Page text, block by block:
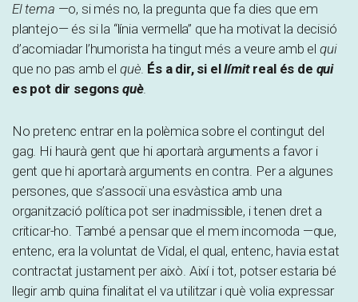
El tema —o, si més no, la pregunta que fa dies que em
plantejo— és si la “línia vermella” que ha motivat la decisió
d’acomiadar l’humorista ha tingut més a veure amb el qui
que no pas amb el què. És a dir, si ellímitreal és de qui
es pot dir segons què.
No pretenc entrar en la polèmica sobre el contingut del
gag. Hi haurà gent que hi aportarà arguments a favor i
gent que hi aportarà arguments en contra. Per a algunes
persones, que s’associï una esvàstica amb una
organització política pot ser inadmissible, i tenen dret a
criticar-ho. També a pensar que el mem incomoda —que,
entenc, era la voluntat de Vidal, el qual, entenc, havia estat
contractat justament per això. Així i tot, potser estaria bé
llegir amb quina finalitat el va utilitzar i què volia expressar